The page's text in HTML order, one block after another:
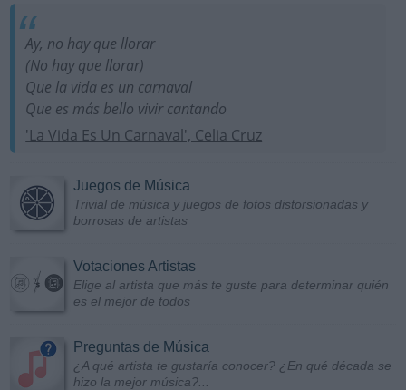
Ay, no hay que llorar
(No hay que llorar)
Que la vida es un carnaval
Que es más bello vivir cantando
'La Vida Es Un Carnaval', Celia Cruz
Juegos de Música
Trivial de música y juegos de fotos distorsionadas y
borrosas de artistas
Votaciones Artistas
Elige al artista que más te guste para determinar quién
es el mejor de todos
Preguntas de Música
¿A qué artista te gustaría conocer? ¿En qué década se
hizo la mejor música?...